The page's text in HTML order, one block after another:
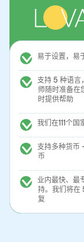
易于设置，易
支持 5 种语言
师随时准备在
时提供帮助
我们在111个
支持多种货币
币
业内最快、最
持。我们将在
复